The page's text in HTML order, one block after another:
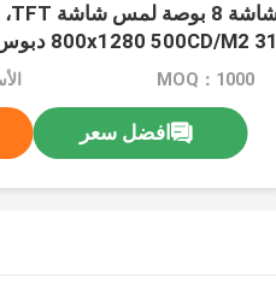
800x1280 500CD/M2 31 دبوس MIPI
MOQ：1000
افضل سعر